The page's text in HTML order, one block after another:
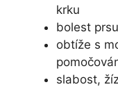
krku
bolest prsu
obtíže s
slabost,